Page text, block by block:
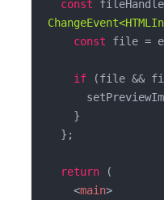
const
const file =
if (file &&
return (
<main>